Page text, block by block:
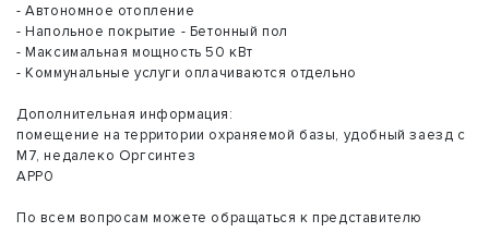
- Автономное отопление
- Напольное покрытие - Бетонный пол
- Максимальная мощность 50 кВт
- Коммунальные услуги оплачиваются отдельно
Дополнительная информация:
помещение на территории охраняемой базы, удобный заезд с
М7, недалеко Оргсинтез
АРР0
По всем вопросам можете обращаться к представителю